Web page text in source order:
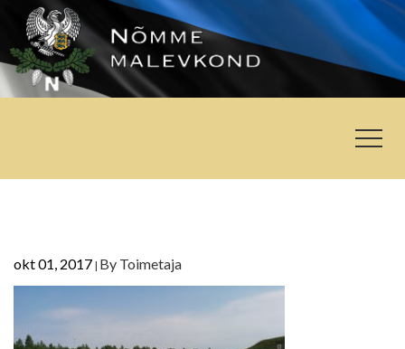
okt 01, 2017 | By Toimetaja